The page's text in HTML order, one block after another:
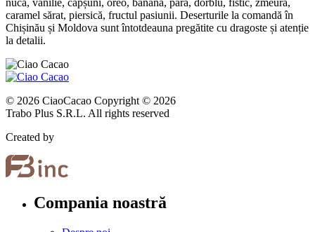
caramel sărat, piersică, fructul pasiunii. Deserturile la comandă în
Chișinău și Moldova sunt întotdeauna pregătite cu dragoste și atenție
la detalii.
© 2026 CiaoCacao Copyright © 2026
Trabo Plus S.R.L. All rights reserved
Created by
Compania noastră